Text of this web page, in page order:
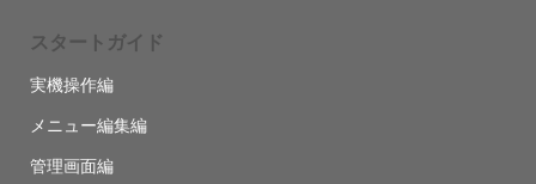
スタートガイド
実機操作編
メニュー編集編
管理画面編